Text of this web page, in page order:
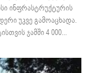
ინფრასტრუქტურის
უკვე გამოაცხადა.
ჯამში 4 000...